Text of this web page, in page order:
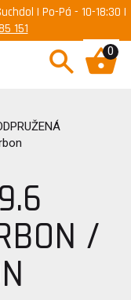
| Po-Pá - 10-18:30 |
151
0
/